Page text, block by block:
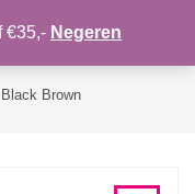
Brown
€35,- Negeren